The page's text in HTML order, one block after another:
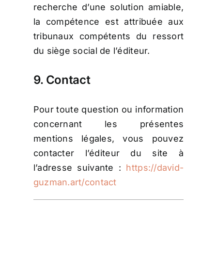
recherche d’une solution amiable,
la compétence est attribuée aux
tribunaux compétents du ressort
du siège social de l’éditeur.
9. Contact
Pour toute question ou information
concernant les présentes
mentions légales, vous pouvez
contacter l’éditeur du site à
l’adresse suivante : https://david-
guzman.art/contact